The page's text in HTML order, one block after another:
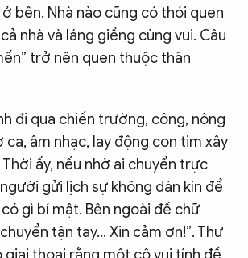
Podcast
Ảnh
thế giớiVăn nghệ Công an
bên. Nhà nào cũng có thói quen
nhà và láng giềng cùng vui. Câu
trở nên quen thuộc thân
đi qua chiến trường, công, nông
âm nhạc, lay động con tim xây
ấy, nếu nhờ ai chuyển trực
gửi lịch sự không dán kín để
gì bí mật. Bên ngoài đề chữ
tận tay… Xin cảm ơn!”. Thư